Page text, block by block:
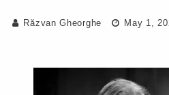
Răzvan Gheorghe May 1,